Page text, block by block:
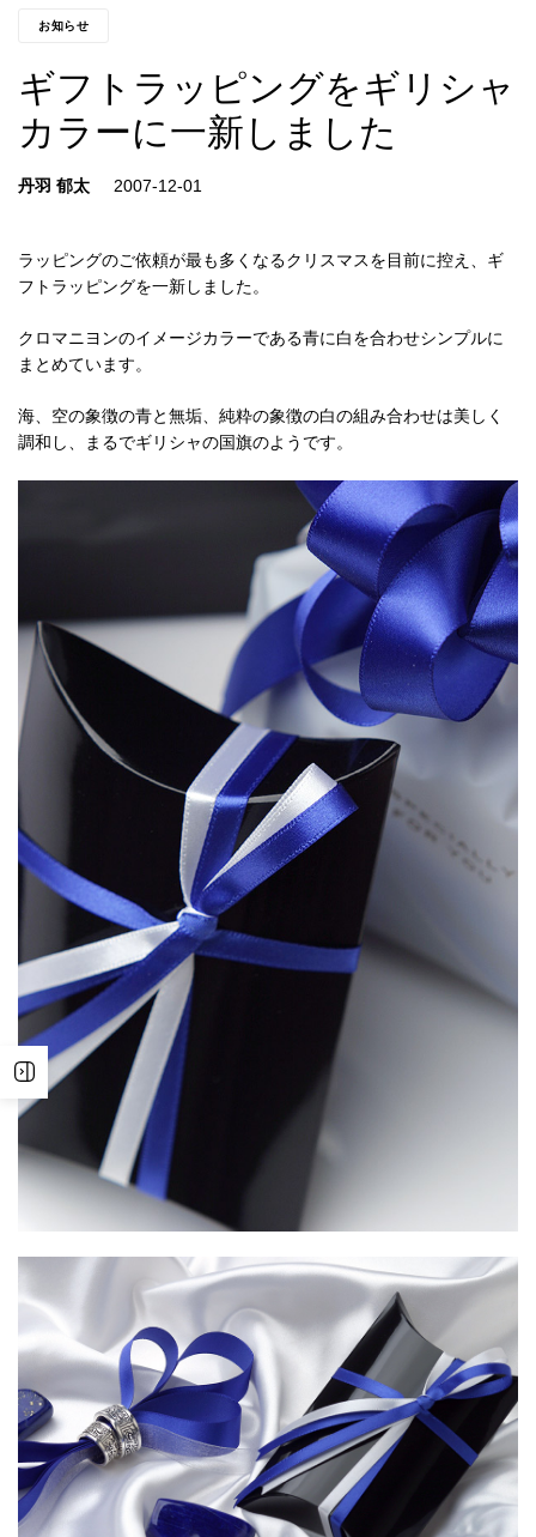
お知らせ
ギフトラッピングをギリシャ
カラーに一新しました
丹羽 郁太
ラッピングのご依頼が最も多くなるクリスマスを目前に控え、ギ
フトラッピングを一新しました。
クロマニヨンのイメージカラーである青に白を合わせシンプルに
まとめています。
海、空の象徴の青と無垢、純粋の象徴の白の組み合わせは美しく
調和し、まるでギリシャの国旗のようです。